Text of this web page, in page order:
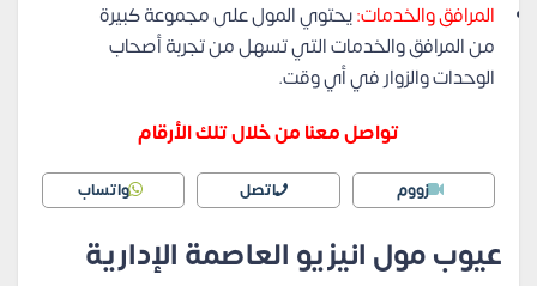
المرافق والخدمات:يحتوي المول على مجموعة كبيرة
من المرافق والخدمات التي تسهل من تجربة أصحاب
الوحدات والزوار في أي وقت.
تواصل معنا من خلال تلك الأرقام
زووم اتصل واتساب
عيوب مول انيزيو العاصمة الإدارية